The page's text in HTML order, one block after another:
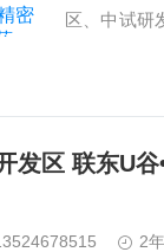
区、中试研
发区 联东U
2